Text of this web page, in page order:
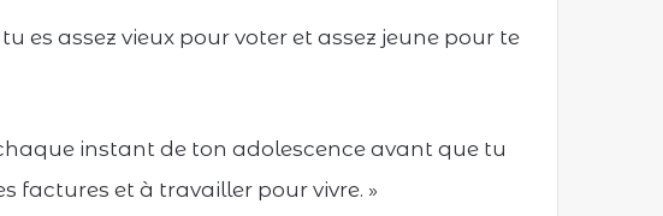
es assez vieux pour voter et assez jeune pour te
instant de ton adolescence avant que tu
factures et à travailler pour vivre. »